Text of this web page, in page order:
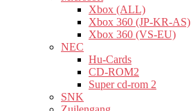
Xbox (ALL)
Xbox 360 (JP-KR-AS)
Xbox 360 (VS-EU)
NEC
Hu-Cards
CD-ROM2
Super cd-rom 2
SNK